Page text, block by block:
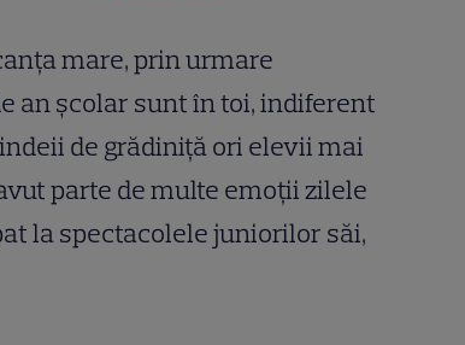
mare, prin urmare
an școlar sunt în toi, indiferent
de grădiniță ori elevii mai
parte de multe emoții zilele
la spectacolele juniorilor săi,